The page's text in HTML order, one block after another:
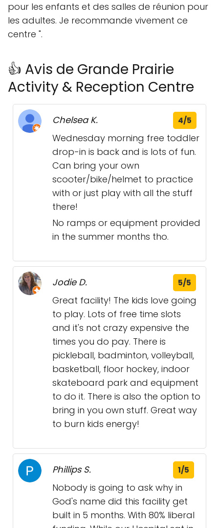
pour les enfants et des salles de réunion pour
les adultes. Je recommande vivement ce
centre ".
👍 Avis de Grande Prairie
Activity & Reception Centre
Chelsea K. 4/5
Wednesday morning free toddler
drop-in is back and is lots of fun.
Can bring your own
scooter/bike/helmet to practice
with or just play with all the stuff
there!
No ramps or equipment provided
in the summer months tho.
Jodie D. 5/5
Great facility! The kids love going
to play. Lots of free time slots
and it's not crazy expensive the
times you do pay. There is
pickleball, badminton, volleyball,
basketball, floor hockey, indoor
skateboard park and equipment
to do it. There is also the option to
bring in you own stuff. Great way
to burn kids energy!
Phillips S. 1/5
Nobody is going to ask why in
God's name did this facility get
built in 5 months. With 80% liberal